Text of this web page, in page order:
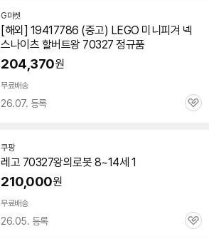
G마켓
[해외] 19417786 (중고) LEGO 미니피겨 넥
스나이츠 할버트왕 70327 정규품
204,370원
무료배송
26.07. 등록
관
쿠팡
레고 70327왕의로봇 8~14세 1
210,000원
무료배송
26.05. 등록
관